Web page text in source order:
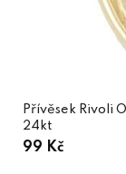
Přívěsek Rivoli
24kt
99 Kč